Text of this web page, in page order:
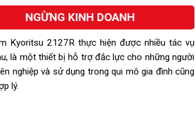
hạng
0.0NGỪNG KINH DOANH
Kyoritsu 2127R thực hiện được nhiều tác vụ
là một thiết bị hỗ trợ đắc lực cho những người
nghiệp và sử dụng trong qui mô gia đình cũng
lý.